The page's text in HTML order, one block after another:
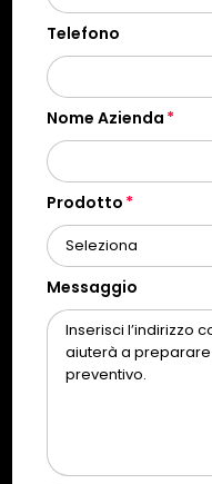
Telefono
Nome Azienda
Prodotto
Messaggio